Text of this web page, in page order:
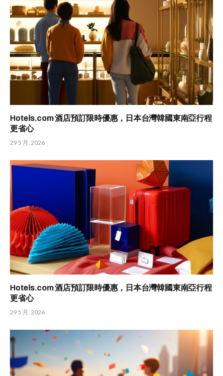
Hotels.com 酒店預訂限時優惠，日本台灣韓國東南亞行程
更省心
29 5 月, 2026
Hotels.com 酒店預訂限時優惠，日本台灣韓國東南亞行程
更省心
29 5 月, 2026